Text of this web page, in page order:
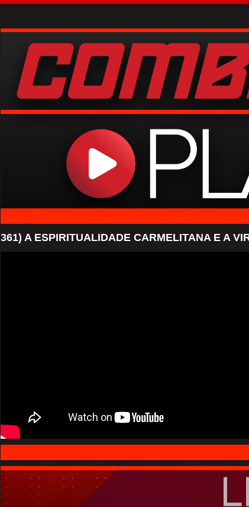
361) A ESPIRITUALIDADE CARMELITANA E A